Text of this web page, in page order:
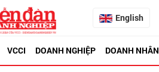
English
VCCI DOANH NGHIỆP DOANH NHÂN